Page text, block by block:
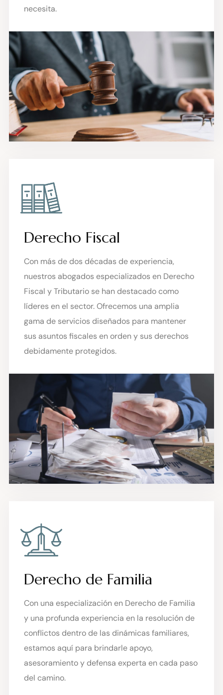
necesita.
Derecho Fiscal
Con más de dos décadas de experiencia,
nuestros abogados especializados en Derecho
Fiscal y Tributario se han destacado como
líderes en el sector. Ofrecemos una amplia
gama de servicios diseñados para mantener
sus asuntos fiscales en orden y sus derechos
debidamente protegidos.
Derecho de Familia
Con una especialización en Derecho de Familia
y una profunda experiencia en la resolución de
conflictos dentro de las dinámicas familiares,
estamos aquí para brindarle apoyo,
asesoramiento y defensa experta en cada paso
del camino.